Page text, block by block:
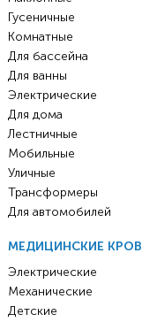
Гусеничные
Комнатные
Для бассейна
Для ванны
Электрические
Для дома
Лестничные
Мобильные
Уличные
Трансформеры
Для автомобилей
МЕДИЦИНСКИЕ
Электрические
Механические
Детские